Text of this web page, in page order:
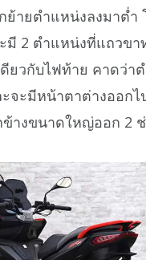
ย้ายตำแหน่งลงมาต่ำ
มี 2 ตำแหน่งที่แถวขา
ยวกับไฟท้าย คาดว่า
ะจะมีหน้าตาต่างออกไ
ข้างขนาดใหญ่ออก 2